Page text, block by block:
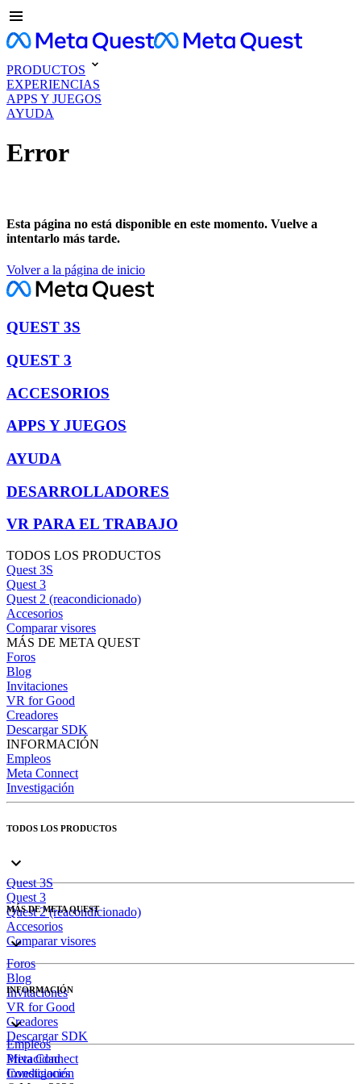
PRODUCTOS
EXPERIENCIAS
APPS Y JUEGOS
AYUDA
Error
Esta página no está disponible en este momento. Vuelve a
intentarlo más tarde.
Volver a la página de inicio
QUEST 3S
QUEST 3
ACCESORIOS
APPS Y JUEGOS
AYUDA
DESARROLLADORES
VR PARA EL TRABAJO
TODOS LOS PRODUCTOS
Quest 3S
Quest 3
Quest 2 (reacondicionado)
Accesorios
Comparar visores
MÁS DE META QUEST
Foros
Blog
Invitaciones
VR for Good
Creadores
Descargar SDK
INFORMACIÓN
Empleos
Meta Connect
Investigación
TODOS LOS PRODUCTOS
Quest 3S
Quest 3
Quest 2 (reacondicionado)
Accesorios
Comparar visores
MÁS DE META QUEST
Foros
Blog
Invitaciones
VR for Good
Creadores
Descargar SDK
INFORMACIÓN
Empleos
Meta Connect
Investigación
Privacidad
Condiciones